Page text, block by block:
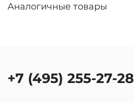
Аналогичные товары
+7 (495) 255-27-28